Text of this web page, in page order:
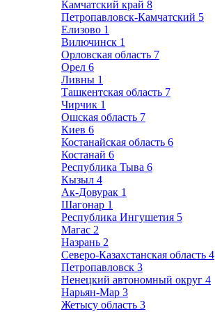
Камчатский край 8
Петропавловск-Камчатский 5
Елизово 1
Вилючинск 1
Орловская область 7
Орел 6
Ливны 1
Ташкентская область 7
Чирчик 1
Ошская область 7
Киев 6
Костанайская область 6
Костанай 6
Республика Тыва 6
Кызыл 4
Ак-Довурак 1
Шагонар 1
Республика Ингушетия 5
Магас 2
Назрань 2
Северо-Казахстанская область 4
Петропавловск 3
Ненецкий автономный округ 4
Нарьян-Мар 3
Жетысу область 3